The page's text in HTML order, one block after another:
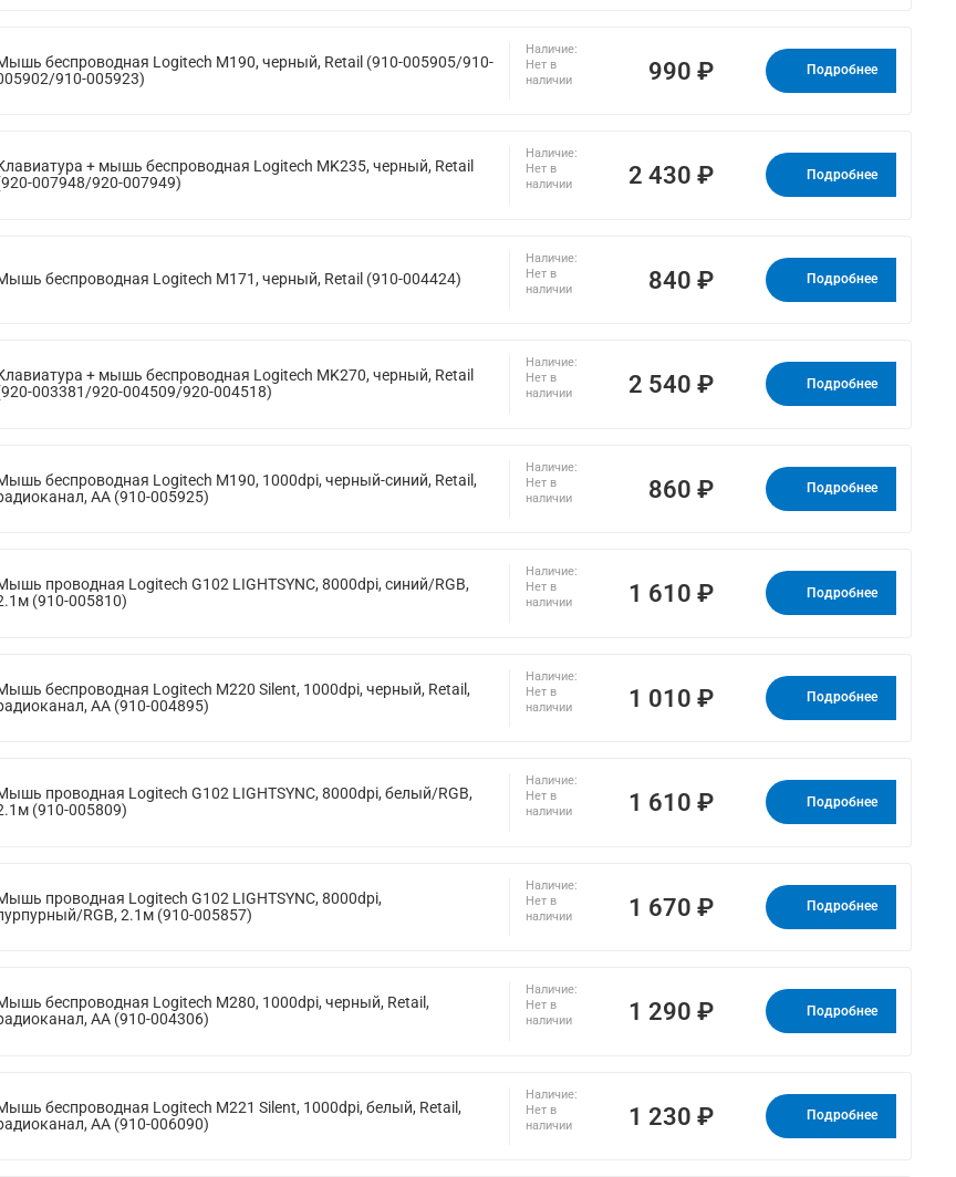
беспроводная Logitech M190, черный, Retail (910-005905/910-
910-005923)
Наличие:
Нет в
наличии
990 ₽ Подробнее
+ мышь беспроводная Logitech MK235, черный, Retail
007948/920-007949)
Наличие:
Нет в
наличии
2 430 ₽ Подробнее
беспроводная Logitech M171, черный, Retail (910-004424)
Наличие:
Нет в
наличии
840 ₽ Подробнее
+ мышь беспроводная Logitech MK270, черный, Retail
003381/920-004509/920-004518)
Наличие:
Нет в
наличии
2 540 ₽ Подробнее
беспроводная Logitech M190, 1000dpi, черный-синий, Retail,
AA (910-005925)
Наличие:
Нет в
наличии
860 ₽ Подробнее
проводная Logitech G102 LIGHTSYNC, 8000dpi, синий/RGB,
(910-005810)
Наличие:
Нет в
наличии
1 610 ₽ Подробнее
беспроводная Logitech M220 Silent, 1000dpi, черный, Retail,
AA (910-004895)
Наличие:
Нет в
наличии
1 010 ₽ Подробнее
проводная Logitech G102 LIGHTSYNC, 8000dpi, белый/RGB,
(910-005809)
Наличие:
Нет в
наличии
1 610 ₽ Подробнее
проводная Logitech G102 LIGHTSYNC, 8000dpi,
RGB, 2.1м (910-005857)
Наличие:
Нет в
наличии
1 670 ₽ Подробнее
беспроводная Logitech M280, 1000dpi, черный, Retail,
AA (910-004306)
Наличие:
Нет в
наличии
1 290 ₽ Подробнее
беспроводная Logitech M221 Silent, 1000dpi, белый, Retail,
AA (910-006090)
Наличие:
Нет в
наличии
1 230 ₽ Подробнее